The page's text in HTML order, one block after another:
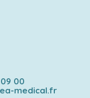
00
medical.fr